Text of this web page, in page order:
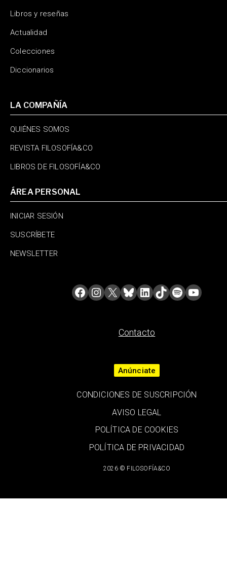
Libros y reseñas
Actualidad
Colecciones
Diccionarios
LA COMPAÑÍA
QUIÉNES SOMOS
REVISTA FILOSOFÍA&CO
LIBROS DE FILOSOFÍA&CO
ÁREA PERSONAL
INICIAR SESIÓN
SUSCRÍBETE
NEWSLETTER
Contacto
2026 © FILOSOFÍA&CO
Anúnciate
CONDICIONES DE SUSCRIPCIÓN
AVISO LEGAL
POLÍTICA DE COOKIES
POLÍTICA DE PRIVACIDAD